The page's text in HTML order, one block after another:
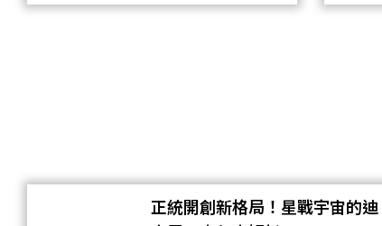
正統開創新格局！星戰宇宙的迪